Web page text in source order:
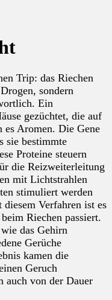
Trip: das Riechen
sondern
Ein
gezüchtet, die auf
es Aromen. Die Gene
sie bestimmte
Proteine steuern
die Reizweiterleitung
mit Lichtstrahlen
stimuliert werden
Verfahren ist es
Riechen passiert.
das Gehirn
Gerüche
kamen die
Geruch
auch von der Dauer